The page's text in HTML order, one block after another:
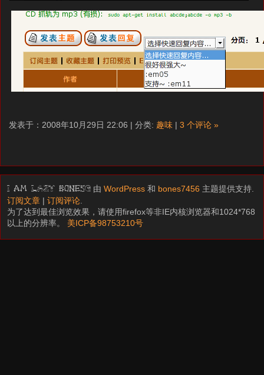
发表于：2008年10月29日 22:06 | 分类: 趣味 | 3 个评论 »
I am LAZY bones? 由WordPress 和 bones7456 主题提供支持.
订阅文章 |订阅评论
为了达到最佳浏览效果，请使用firefox等非IE内核浏览器和1024*768
以上的分辨率。 美ICP备98753210号